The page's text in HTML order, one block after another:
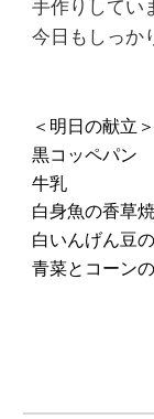
手作りしてい
今日もしっか
＜明日の献立＞
黒コッペパン
牛乳
白身魚の香草
白いんげん豆
青菜とコーン